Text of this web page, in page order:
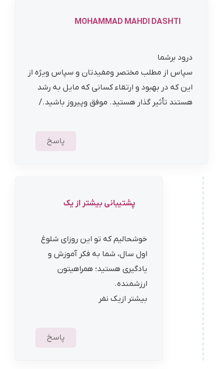
MOHAMMAD MAHDI DASHTI
درود برشما
سپاس از مطلب مختصر ومفیدتان و سپاس ویژه از
این که در بهبود و ارتقاء کسانی که مایل به رشد
هستند تأثیر گذار هستید. موفق وپیروز باشید./
پاسخ
پشتیبانی بیشتر از یک
خوشحالیم که تو این روزای شلوغ
اول سال، شما به فکر آموزش و
یادگیری هستید؛ همراهیتون
ارزشمنده.
بیشتر ازیک نفر
پاسخ